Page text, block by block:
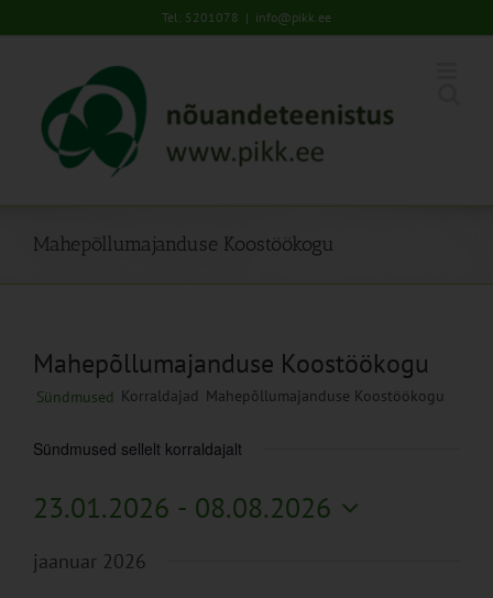
to
Tel: 5201078 | info@pikk.ee
Mahepõllumajanduse Koostöökogu
Mahepõllumajanduse Koostöökogu
Sündmused Korraldajad Mahepõllumajanduse Koostöökogu
Sündmused sellelt korraldajalt
23.01.2026 - 08.08.2026
kuupäev.
jaanuar 2026